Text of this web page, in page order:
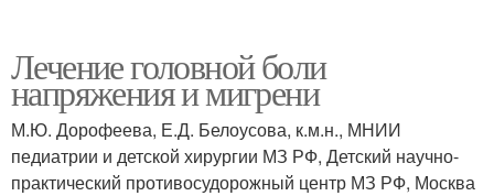
Лечение головной боли
напряжения и мигрени
М.Ю. Дорофеева, Е.Д. Белоусова, к.м.н., МНИИ
педиатрии и детской хирургии МЗ РФ, Детский научно-
практический противосудорожный центр МЗ РФ, Москва